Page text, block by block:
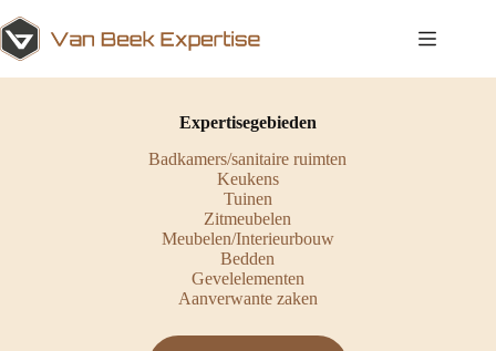
naar
de
Expertisegebieden
Badkamers/sanitaire ruimten
Keukens
Tuinen
Zitmeubelen
Meubelen/Interieurbouw
Bedden
Gevelelementen
Aanverwante zaken